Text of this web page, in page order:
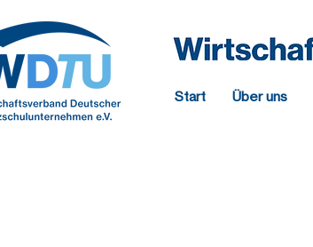
Start Über uns